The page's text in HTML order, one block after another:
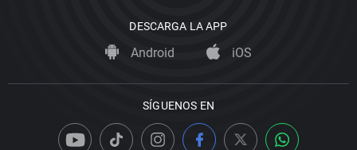
DESCARGA LA APP
Android iOS
SÍGUENOS EN